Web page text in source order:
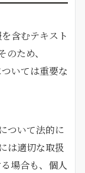
含むテキスト
ため、
いては重要な
ついて法的に
は適切な取扱
場合も、個人